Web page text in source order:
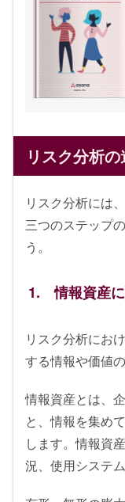
リスク分析
リスク分析には
三つのステップ
う。
1. 情報資産に
リスク分析にお
する情報や価値の
情報資産とは、
と、情報を集め
します。情報資
況、使用システ